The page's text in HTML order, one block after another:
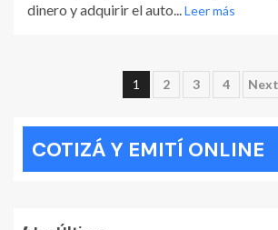
dinero y adquirir el auto...Leer más
Paginación
de
entradas
1 2 3 4 Next
COTIZÁ Y EMITÍ ONLINE